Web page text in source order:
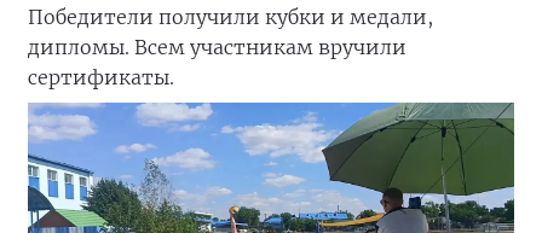
Победители получили кубки и медали,
дипломы. Всем участникам вручили
сертификаты.